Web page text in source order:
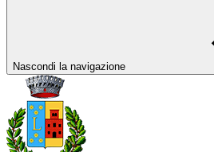
Nascondi la navigazione